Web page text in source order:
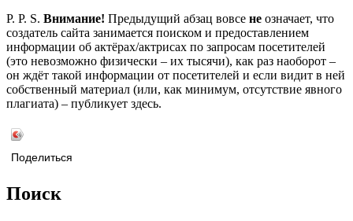
P. P. S. Внимание! Предыдущий абзац вовсе не означает, что
создатель сайта занимается поиском и предоставлением
информации об актёрах/актрисах по запросам посетителей
(это невозможно физически – их тысячи), как раз наоборот –
он ждёт такой информации от посетителей и если видит в ней
собственный материал (или, как минимум, отсутствие явного
плагиата) – публикует здесь.
Поделиться
Поиск